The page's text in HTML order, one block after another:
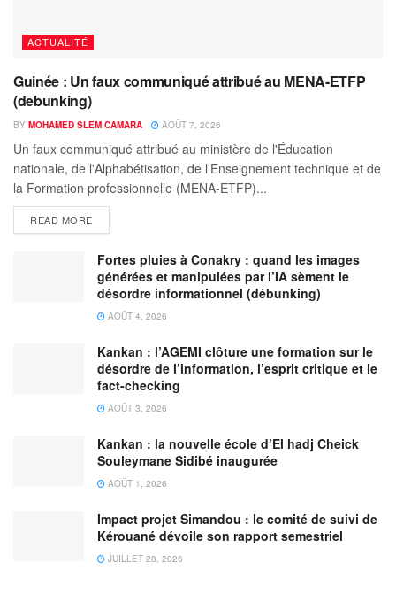
ACTUALITÉ
Guinée : Un faux communiqué attribué au MENA-ETFP
(debunking)
BY MOHAMED SLEM CAMARA AOÛT 7, 2026
Un faux communiqué attribué au ministère de l'Éducation
nationale, de l'Alphabétisation, de l'Enseignement technique et de
la Formation professionnelle (MENA-ETFP)...
READ MORE
Fortes pluies à Conakry : quand les images
générées et manipulées par l’IA sèment le
désordre informationnel (débunking)
AOÛT 4, 2026
Kankan : l’AGEMI clôture une formation sur le
désordre de l’information, l’esprit critique et le
fact-checking
AOÛT 3, 2026
Kankan : la nouvelle école d’El hadj Cheick
Souleymane Sidibé inaugurée
AOÛT 1, 2026
Impact projet Simandou : le comité de suivi de
Kérouané dévoile son rapport semestriel
JUILLET 28, 2026